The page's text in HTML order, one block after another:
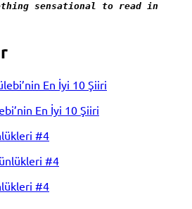
sensational to read in
En İyi 10 Şiiri
En İyi 10 Şiiri
#4
#4
#4